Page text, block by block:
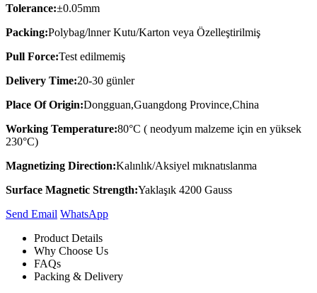
Tolerance:±0.05mm
Packing:Polybag/lnner Kutu/Karton veya Özelleştirilmiş
Pull Force:Test edilmemiş
Delivery Time:20-30 günler
Place Of Origin:Dongguan,Guangdong Province,China
Working Temperature:80°C ( neodyum malzeme için en yüksek
230°C)
Magnetizing Direction:Kalınlık/Aksiyel mıknatıslanma
Surface Magnetic Strength:Yaklaşık 4200 Gauss
Send Email Whats​App
Product Details
Why Choose Us
FAQs
Packing & Delivery